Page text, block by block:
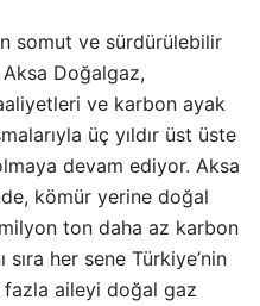
somut ve sürdürülebilir
Doğalgaz,
ve karbon ayak
üç yıldır üst üste
devam ediyor. Aksa
kömür yerine doğal
ton daha az karbon
her sene Türkiye’nin
aileyi doğal gaz